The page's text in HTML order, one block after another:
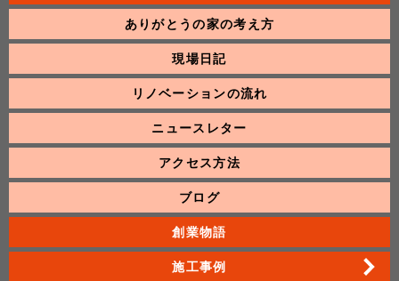
ありがとうの家の考え方
現場日記
リノベーションの流れ
ニュースレター
アクセス方法
ブログ
創業物語
施工事例